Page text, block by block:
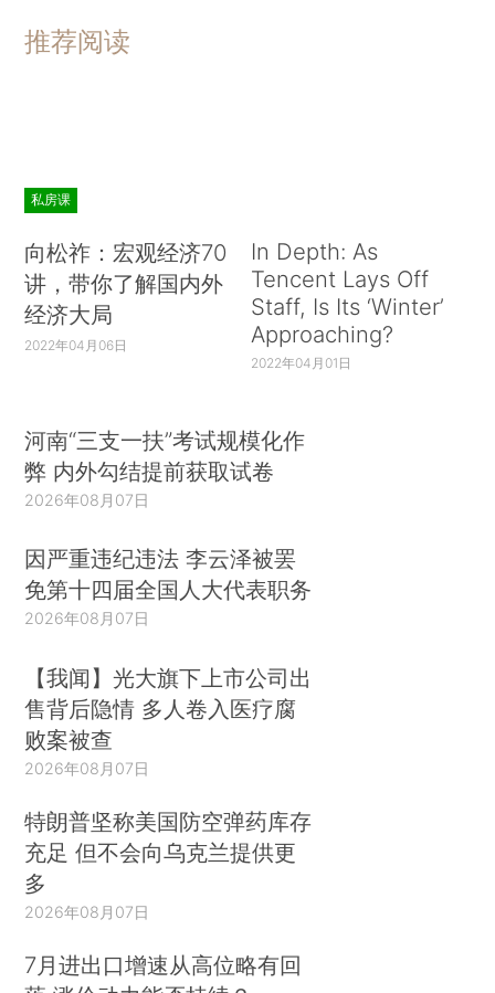
推荐阅读
私房课
向松祚：宏观经济70
讲，带你了解国内外
经济大局
2022年04月06日
In Depth: As
Tencent Lays Off
Staff, Is Its ‘Winter’
Approaching?
2022年04月01日
河南“三支一扶”考试规模化作
弊 内外勾结提前获取试卷
2026年08月07日
因严重违纪违法 李云泽被罢
免第十四届全国人大代表职务
2026年08月07日
【我闻】光大旗下上市公司出
售背后隐情 多人卷入医疗腐
败案被查
2026年08月07日
特朗普坚称美国防空弹药库存
充足 但不会向乌克兰提供更
多
2026年08月07日
7月进出口增速从高位略有回